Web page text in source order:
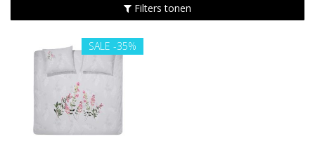
Filters tonen
SALE -35%